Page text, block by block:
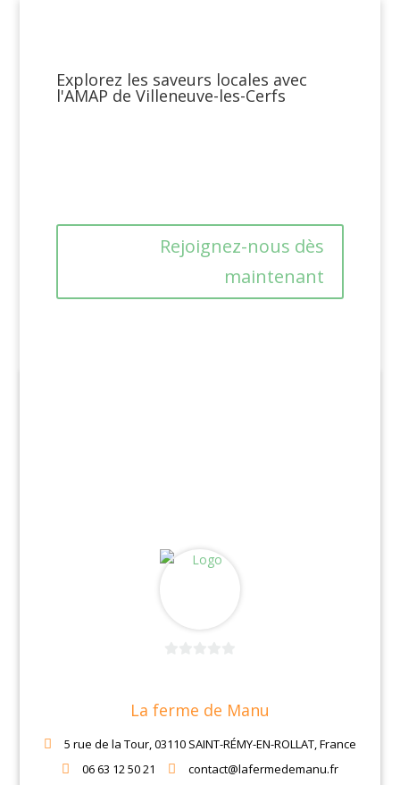
Explorez les saveurs locales avec
l'AMAP de Villeneuve-les-Cerfs
Rejoignez-nous dès
maintenant
5
La ferme de Manu
5 rue de la Tour, 03110 SAINT-RÉMY-EN-ROLLAT, France
06 63 12 50 21
contact@lafermedemanu.fr